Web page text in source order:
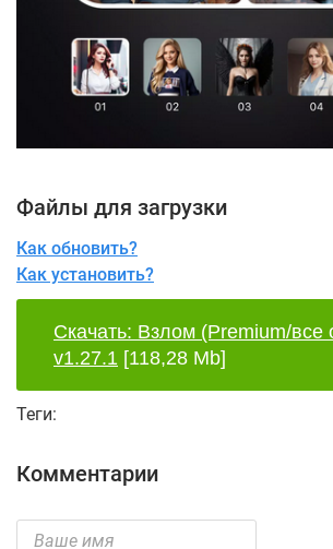
Файлы для загрузки
Как обновить?
Как установить?
Скачать: Взлом (Premium/все
v1.27.1 [118,28 Mb]
Теги:
Комментарии